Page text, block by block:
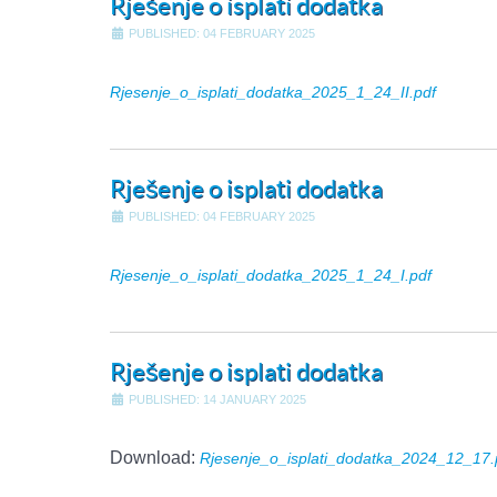
PUBLISHED: 04 FEBRUARY 2025
Rjesenje_o_isplati_dodatka_2025_1_24_II.pdf
Rješenje o isplati dodatka
PUBLISHED: 04 FEBRUARY 2025
Rjesenje_o_isplati_dodatka_2025_1_24_I.pdf
Rješenje o isplati dodatka
PUBLISHED: 14 JANUARY 2025
Download: